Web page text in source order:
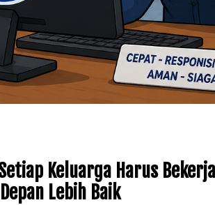
Keluarga Harus
Lebih Baik